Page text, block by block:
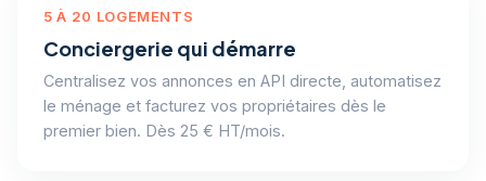
5 À 20 LOGEMENTS
Conciergerie qui démarre
Centralisez vos annonces en API directe, automatisez
le ménage et facturez vos propriétaires dès le
premier bien. Dès 25 € HT/mois.